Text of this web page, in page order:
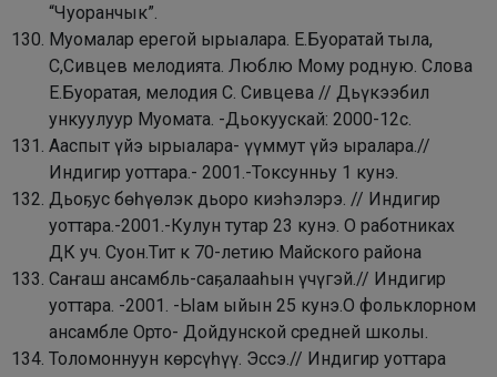
“Чуоранчык”.
Муомалар ерегой ырыалара. Е.Буоратай тыла,
С,Сивцев мелодията. Люблю Мому родную. Слова
Е.Буоратая, мелодия С. Сивцева // Дьүкээбил
ункуулуур Муомата. -Дьокуускай: 2000-12с.
Ааспыт үйэ ырыалара- үүммут үйэ ыралара.//
Индигир уоттара.- 2001.-Токсунньу 1 кунэ.
Дьоҕус бөһүөлэк дьоро киэһэлэрэ. // Индигир
уоттара.-2001.-Кулун тутар 23 кунэ. О работниках
ДК уч. Суон.Тит к 70-летию Майского района
Саҥаш ансамбль-саҕалааһын үчүгэй.// Индигир
уоттара. -2001. -Ыам ыйын 25 кунэ. О фольклорном
ансамбле Орто- Дойдунской средней школы.
Толомоннуун көрсүһүү. Эссэ.// Индигир уоттара